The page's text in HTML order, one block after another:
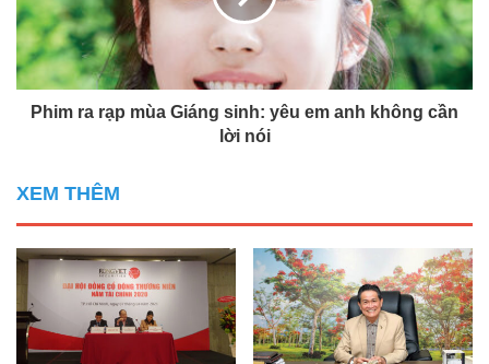
Phim ra rạp mùa Giáng sinh: yêu em anh không cần
lời nói
XEM THÊM